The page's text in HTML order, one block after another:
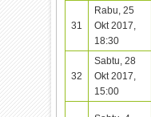
31
Rabu, 25
Okt 2017,
18:30
32
Sabtu, 28
Okt 2017,
15:00